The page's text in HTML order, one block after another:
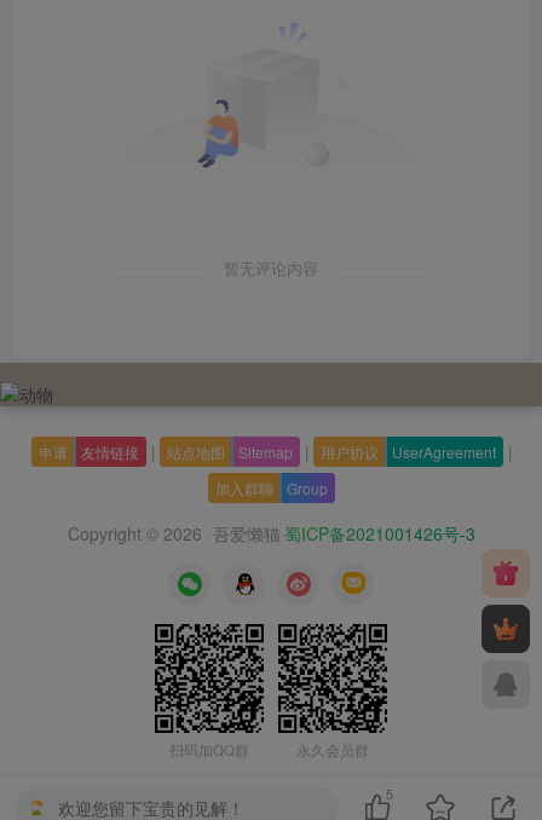
暂无评论内容
申请 友情链接 | 站点地图 Sitemap | 用户协议 UserAgreement |
加入群聊 Group
Copyright © 2026 · 吾爱懒猫 蜀ICP备2021001426号-3
扫码加QQ群 永久会员群
欢迎您留下宝贵的见解！
5